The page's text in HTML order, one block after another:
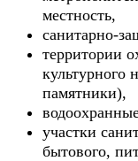
местность,
санитарно-
территории
культурного
памятники),
участки
бытового,